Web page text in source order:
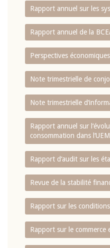
Rapport annuel sur les
Rapport annuel de la
Perspectives économiques
Note trimestrielle de
Note trimestrielle
Rapport annuel sur
consommation dans
Rapport d‘audit sur les
Revue de la stabilité
Rapport sur les
Rapport sur le commerce